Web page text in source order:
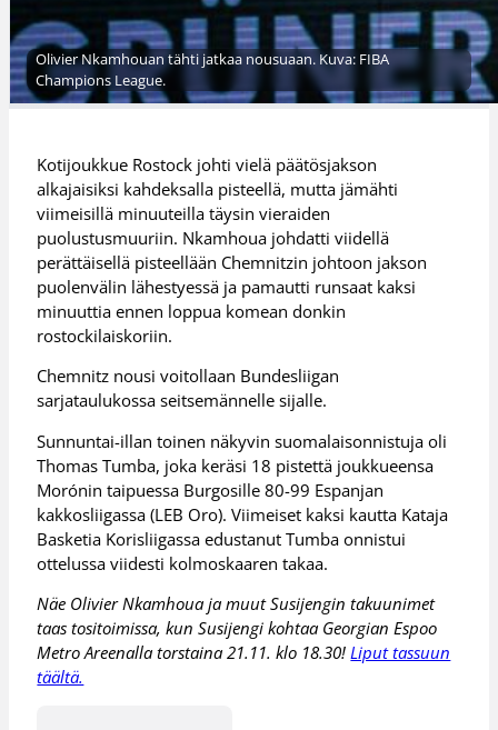
Olivier Nkamhouan tähti jatkaa nousuaan. Kuva: FIBA
Champions League.
Kotijoukkue Rostock johti vielä päätösjakson
alkajaisiksi kahdeksalla pisteellä, mutta jämähti
viimeisillä minuuteilla täysin vieraiden
puolustusmuuriin. Nkamhoua johdatti viidellä
perättäisellä pisteellään Chemnitzin johtoon jakson
puolenvälin lähestyessä ja pamautti runsaat kaksi
minuuttia ennen loppua komean donkin
rostockilaiskoriin.
Chemnitz nousi voitollaan Bundesliigan
sarjataulukossa seitsemännelle sijalle.
Sunnuntai-illan toinen näkyvin suomalaisonnistuja oli
Thomas Tumba, joka keräsi 18 pistettä joukkueensa
Morónin taipuessa Burgosille 80-99 Espanjan
kakkosliigassa (LEB Oro). Viimeiset kaksi kautta Kataja
Basketia Korisliigassa edustanut Tumba onnistui
ottelussa viidesti kolmoskaaren takaa.
Näe Olivier Nkamhoua ja muut Susijengin takuunimet
taas tositoimissa, kun Susijengi kohtaa Georgian Espoo
Metro Areenalla torstaina 21.11. klo 18.30!Liput tassuun
täältä.